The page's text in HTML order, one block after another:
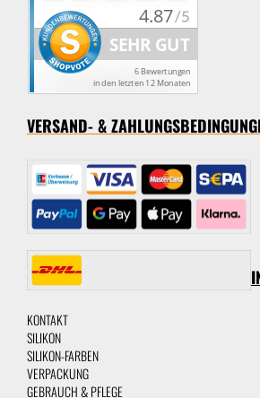
VERSAND- &
KONTAKT
SILIKON
SILIKON-FARBEN
VERPACKUNG
GEBRAUCH & PFLEGE